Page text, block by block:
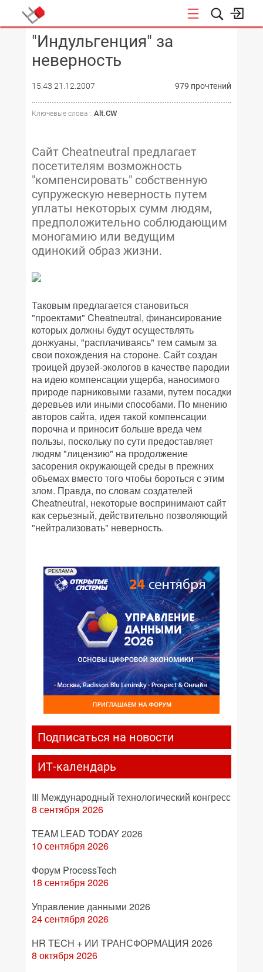
КОНФЕРЕНЦИИ
"Индульгенция" за
неверность
15:43 21.12.2007 979 прочтений
Ключевые слова : Alt.CW
Сайт Cheatneutral предлагает
посетителям возможность
"компенсировать" собственную
супружескую неверность путем
уплаты некоторых сумм людям,
предположительно соблюдающим
моногамию или ведущим
одинокий образ жизни.
Таковым предлагается становиться
"проектами" Cheatneutral, финансирование
которых должны будут осуществлять
донжуаны, "расплачиваясь" тем самым за
свои похождения на стороне. Сайт создан
троицей друзей-экологов в качестве пародии
на идею компенсации ущерба, наносимого
природе парниковыми газами, путем посадки
деревьев или иными способами. По мнению
авторов сайта, идея такой компенсации
порочна и приносит больше вреда чем
пользы, поскольку по сути предоставляет
людям "лицензию" на продолжение
засорения окружающей среды в прежних
объемах вместо того чтобы бороться с этим
злом. Правда, по словам создателей
Cheatneutral, некоторые воспринимают сайт
как серьезный, действительно позволяющий
"нейтрализовать" неверность.
РЕКЛАМА
Подписаться на новости
ИТ-календарь
III Международный технологический конгресс
8 сентября 2026
TEAM LEAD TODAY 2026
10 сентября 2026
Форум ProcessTech
18 сентября 2026
Управление данными 2026
24 сентября 2026
HR TECH + ИИ ТРАНСФОРМАЦИЯ 2026
8 октября 2026